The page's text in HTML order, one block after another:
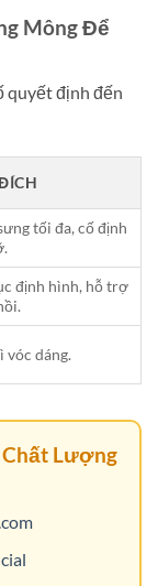
Mông Để
quyết định đến
tối đa, cố định
định hình, hỗ trợ
vóc dáng.
Lượng